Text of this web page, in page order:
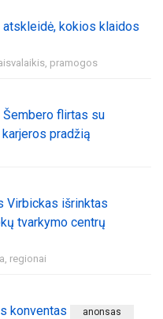
atskleidė, kokios klaidos
pramogos
Šembero flirtas su
pradžią
Virbickas išrinktas
tvarkymo centrų
regionai
konventas anonsas